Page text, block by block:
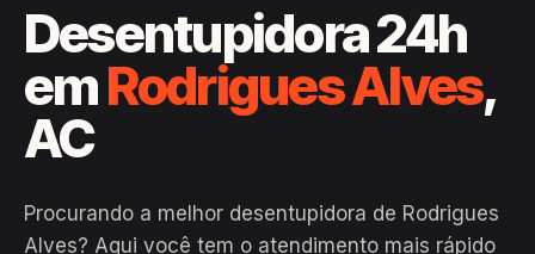
Desentupidora 24h
emRodrigues Alves,
AC
Procurando a melhor desentupidora de Rodrigues
Alves? Aqui você tem o atendimento mais rápido